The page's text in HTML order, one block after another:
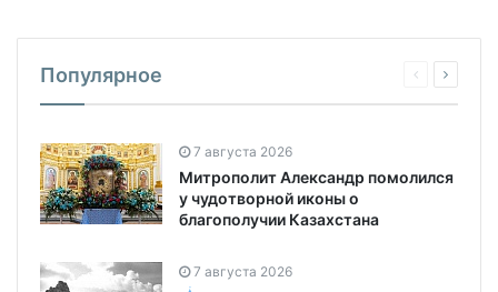
Популярное
7 августа 2026
Митрополит Александр помолился
у чудотворной иконы о
благополучии Казахстана
7 августа 2026